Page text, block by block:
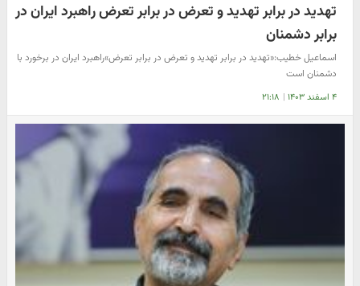
تهدید در برابر تهدید و تعرض در برابر تعرض راهبرد ایران در
برابر دشمنان
اسماعیل خطیب:«تهدید در برابر تهدید و تعرض در برابر تعرض»راهبرد ایران در برخورد با
دشمنان است
۴ اسفند ۱۴۰۳ | ۲۱:۱۸